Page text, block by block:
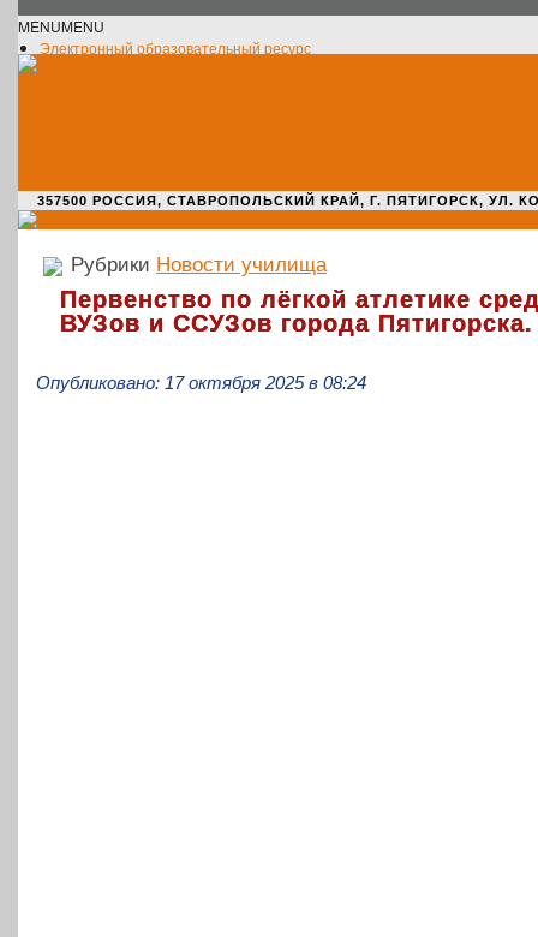
MENUMENU
Электронный образовательный ресурс
357500 РОССИЯ, СТАВРОПОЛЬСКИЙ КРАЙ, Г. ПЯТИГОРСК, УЛ.
Рубрики Новости училища
Первенство по лёгкой атлетике
ВУЗов и ССУЗов города Пятигорска.
Опубликовано: 17 октября 2025 в 08:24